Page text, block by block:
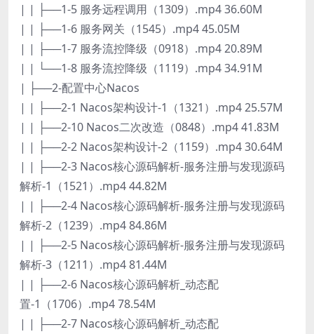
| | ├──1-5 服务远程调用（1309）.mp4 36.60M
| | ├──1-6 服务网关（1545）.mp4 45.05M
| | ├──1-7 服务流控降级（0918）.mp4 20.89M
| | └──1-8 服务流控降级（1119）.mp4 34.91M
| ├──2-配置中心Nacos
| | ├──2-1 Nacos架构设计-1（1321）.mp4 25.57M
| | ├──2-10 Nacos二次改造（0848）.mp4 41.83M
| | ├──2-2 Nacos架构设计-2（1159）.mp4 30.64M
| | ├──2-3 Nacos核心源码解析-服务注册与发现源码
解析-1（1521）.mp4 44.82M
| | ├──2-4 Nacos核心源码解析-服务注册与发现源码
解析-2（1239）.mp4 84.86M
| | ├──2-5 Nacos核心源码解析-服务注册与发现源码
解析-3（1211）.mp4 81.44M
| | ├──2-6 Nacos核心源码解析_动态配
置-1（1706）.mp4 78.54M
| | ├──2-7 Nacos核心源码解析_动态配